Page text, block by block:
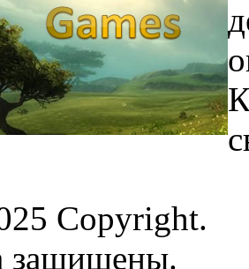
Copyright.
защищены.